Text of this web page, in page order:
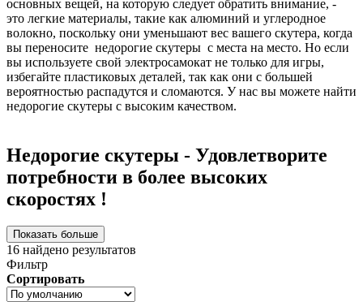
основных вещей, на которую следует обратить внимание, -
это легкие материалы, такие как алюминий и углеродное
волокно, поскольку они уменьшают вес вашего скутера, когда
вы переносите недорогие скутеры с места на место. Но если
вы используете свой электросамокат не только для игры,
избегайте пластиковых деталей, так как они с большей
вероятностью распадутся и сломаются. У нас вы можете найти
недорогие скутеры с высоким качеством.
Недорогие скутеры - Удовлетворите
потребности в более высоких
скоростях !
Показать больше
16 найдено результатов
Фильтр
Сортировать